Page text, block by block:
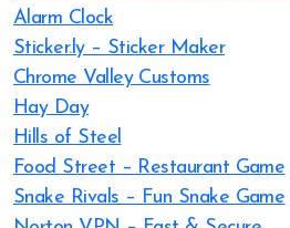
Alarm Clock
Sticker.ly – Sticker Maker
Chrome Valley Customs
Hay Day
Hills of Steel
Food Street – Restaurant Game
Snake Rivals – Fun Snake Game